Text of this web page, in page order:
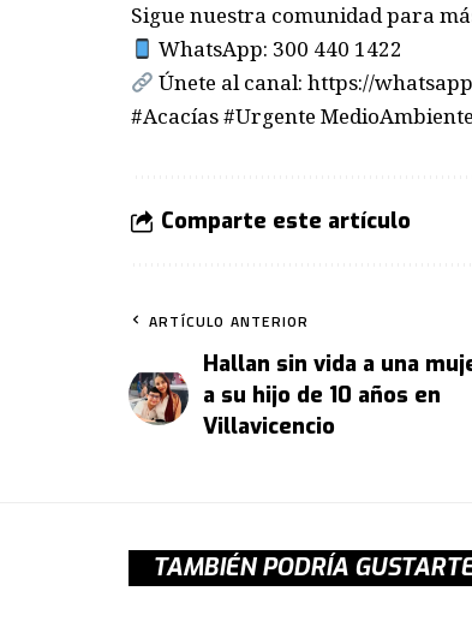
Sigue nuestra comunidad para
WhatsApp: 300 440 1422
Únete al canal: https://
#Acacías #Urgente
Comparte este artículo
ARTÍCULO ANTERIOR
Hallan sin vida a una
a su hijo de 10 años en
Villavicencio
TAMBIÉN PODRÍA